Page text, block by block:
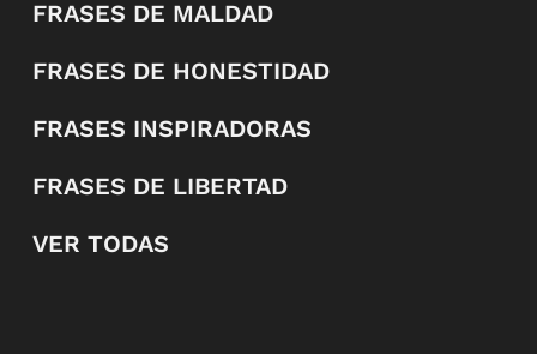
FRASES DE MALDAD
FRASES DE HONESTIDAD
FRASES INSPIRADORAS
FRASES DE LIBERTAD
VER TODAS